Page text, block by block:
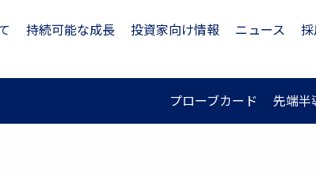
持続可能な成長 投資家向け情報 ニュース
プローブカード 先端半